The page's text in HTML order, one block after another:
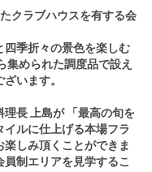
クラブハウスを有する会
季折々の景色を楽しむ
集められた調度品で設え
います。
長 上島が 「最高の旬を
ルに仕上げる本場フラ
しみ頂くことができま
制エリアを見学するこ